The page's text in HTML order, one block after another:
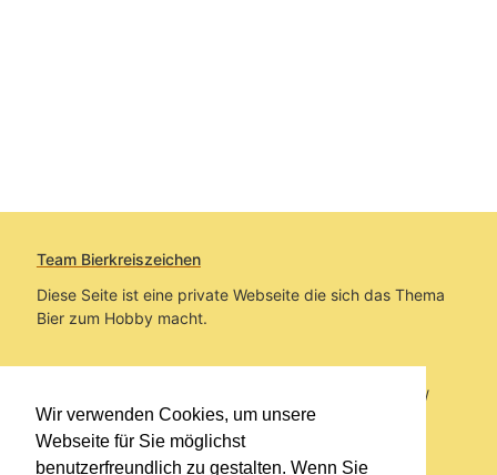
Wir verwenden Cookies, um unsere
Webseite für Sie möglichst
benutzerfreundlich zu gestalten. Wenn Sie
Team Bierkreiszeichen
Diese Seite ist eine private Webseite die sich das Thema
Bier zum Hobby macht.
Sie befinden sich auf https://www.bierkreiszeichen.at/
im Pfad:Bierkreiszeichen/Gesammelte Biere